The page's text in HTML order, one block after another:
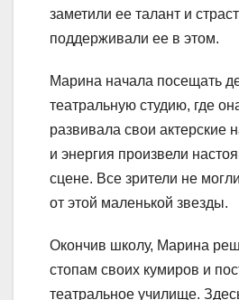
заметили ее талант и
поддерживали ее в этом.
Марина начала посещать
театральную студию, где
развивала свои актерские
и энергия произвели
сцене. Все зрители не
от этой маленькой звезды.
Окончив школу, Марина
стопам своих кумиров и
театральное училище.